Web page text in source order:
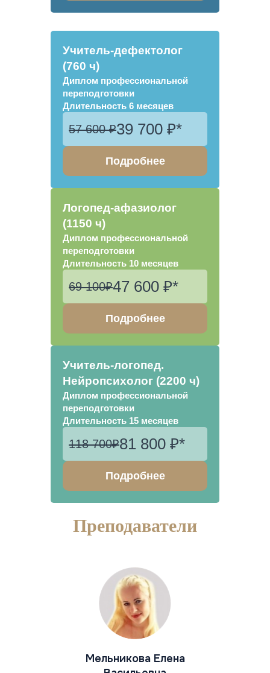
Учитель-дефектолог
(760 ч)
Диплом профессиональной
переподготовки
Длительность 6 месяцев
57 600 ₽39 700 ₽*
Подробнее
Логопед-афазиолог
(1150 ч)
Диплом профессиональной
переподготовки
Длительность 10 месяцев
69 100₽47 600 ₽*
Подробнее
Учитель-логопед.
Нейропсихолог (2200 ч)
Диплом профессиональной
переподготовки
Длительность 15 месяцев
118 700₽81 800 ₽*
Подробнее
Преподаватели
Мельникова Елена